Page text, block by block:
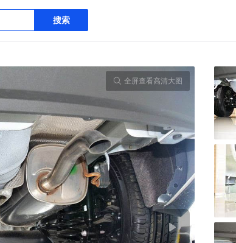
搜索
全屏查看高清大图